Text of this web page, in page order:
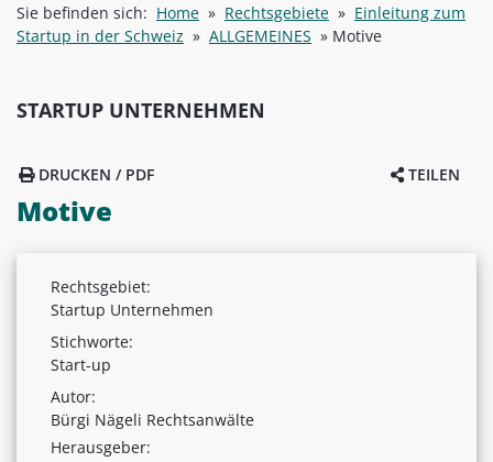
Sie befinden sich: Home » Rechtsgebiete » Einleitung zum
Startup in der Schweiz » ALLGEMEINES » Motive
STARTUP UNTERNEHMEN
TEILEN
DRUCKEN / PDF
Motive
Rechtsgebiet:
Startup Unternehmen
Stichworte:
Start-up
Autor:
Bürgi Nägeli Rechtsanwälte
Herausgeber: